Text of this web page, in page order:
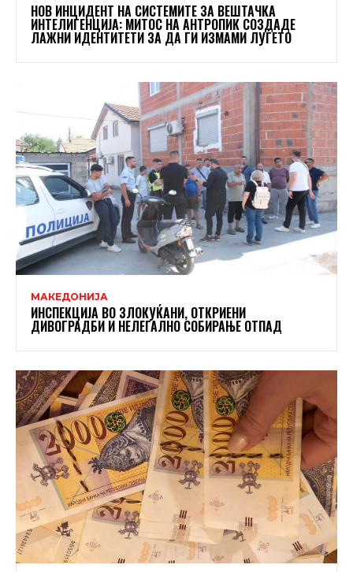
НОВ ИНЦИДЕНТ НА СИСТЕМИТЕ ЗА ВЕШТАЧКА
ИНТЕЛИГЕНЦИЈА: МИТОС НА АНТРОПИК СОЗДАДЕ
ЛАЖНИ ИДЕНТИТЕТИ ЗА ДА ГИ ИЗМАМИ ЛУЃЕТО
МАКЕДОНИЈА
ИНСПЕКЦИЈА ВО ЗЛОКУЌАНИ, ОТКРИЕНИ
ДИВОГРАДБИ И НЕЛЕГАЛНО СОБИРАЊЕ ОТПАД